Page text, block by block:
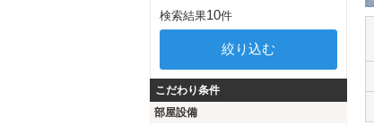
検索結果10件
こだわり条件
部屋設備